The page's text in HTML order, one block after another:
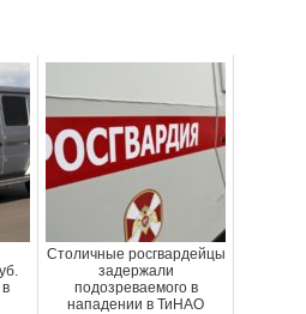
Столичные росгвардейцы
задержали
подозреваемого в
нападении в ТиНАО